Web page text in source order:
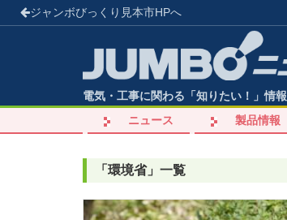
ジャンボびっくり見本市HPへ
電気・工事に関わる「知りたい！」情
ニュース
製品情報
「 環境省」 一覧